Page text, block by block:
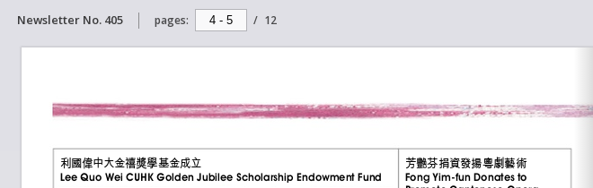
Newsletter No. 405 pages: / 12